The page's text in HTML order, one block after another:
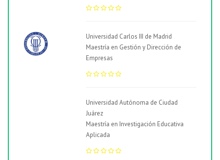
Universidad Carlos III de Madrid
Maestría en Gestión y Dirección de
Empresas
Universidad Autónoma de Ciudad
Juárez
Maestría en Investigación Educativa
Aplicada